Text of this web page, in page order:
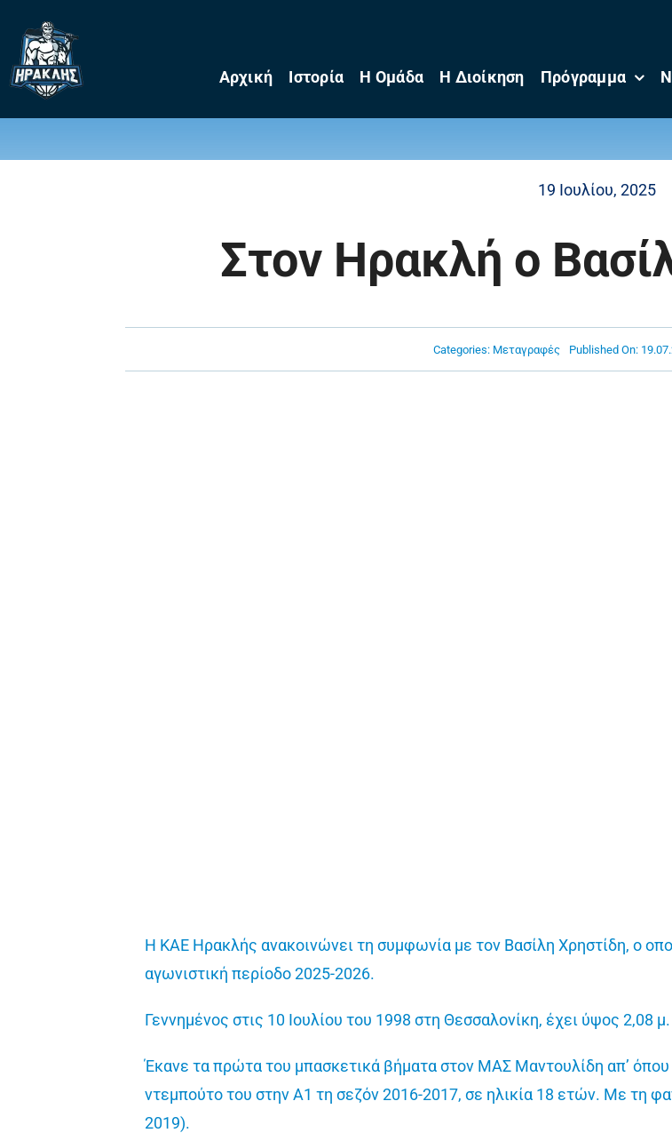
content
Αρχική Ιστορία Η Ομάδα Η Διοίκηση Πρόγραμμα
19 Ιουλίου, 2025
Στον Ηρακλή ο
Categories: Μεταγραφές Published On:
Η ΚΑΕ Ηρακλής ανακοινώνει τη συμφωνία με τον Βασίλη Χρηστίδη, ο
αγωνιστική περίοδο 2025-2026.
Γεννημένος στις 10 Ιουλίου του 1998 στη Θεσσαλονίκη, έχει ύψος 2,08
Έκανε τα πρώτα του μπασκετικά βήματα στον ΜΑΣ Μαντουλίδη απ’
ντεμπούτο του στην Α1 τη σεζόν 2016-2017, σε ηλικία 18 ετών. Με τη
2019).